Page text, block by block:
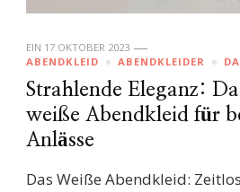
EIN 17 OKTOBER 2023
ABENDKLEID
ABENDKLEIDER
Strahlende Eleganz:
weiße Abendkleid für
Anlässe
Das Weiße Abendkleid: